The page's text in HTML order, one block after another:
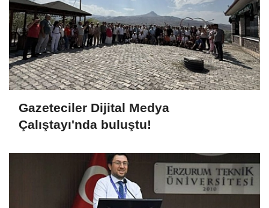
Gazeteciler Dijital Medya
Çalıştayı'nda buluştu!